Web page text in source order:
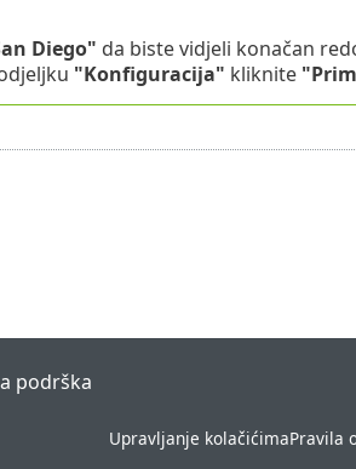
Diego" da biste vidjeli konačan
"Konfiguracija" kliknite
podrška
Upravljanje kolačićimaPravila